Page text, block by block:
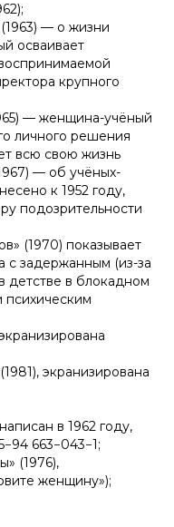
— о жизни
осваивает
крупного
— женщина-учёный
личного решения
всю свою жизнь
— об учёных-
к 1952 году,
подозрительности
(1970) показывает
с задержанным (из-за
детстве в блокадном
экранизирована
в 1962 году,
663−043−1;
(1976),
женщину»);